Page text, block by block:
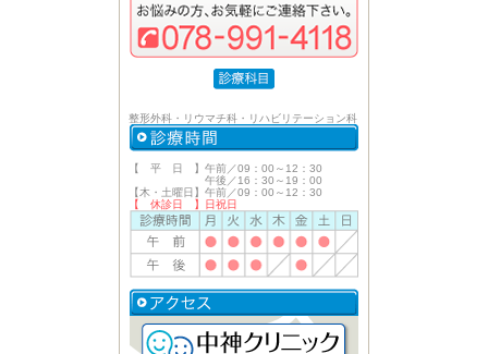
整形外科・リウマチ科・リハビリテーション科
【 平 日 】午前／09：00～12：30
午後／16：30～19：00
【木・土曜日】午前／09：00～12：30
【 休診日 】日祝日